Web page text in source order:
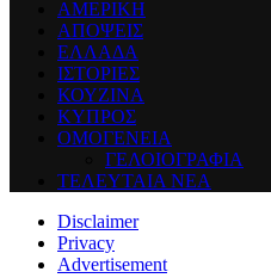
ΑΜΕΡΙΚΗ
ΑΠΟΨΕΙΣ
ΕΛΛΑΔΑ
ΙΣΤΟΡΙΕΣ
ΚΟΥΖΙΝΑ
ΚΥΠΡΟΣ
ΟΜΟΓΕΝΕΙΑ
ΓΕΛΟΙΟΓΡΑΦΙΑ
ΤΕΛΕΥΤΑΙΑ ΝΕΑ
Disclaimer
Privacy
Advertisement